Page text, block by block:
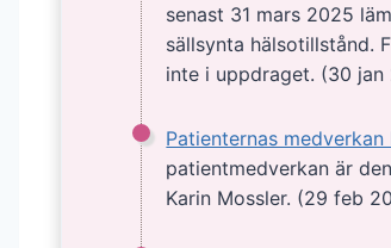
senast 31 mars 2025
sällsynta hälsotillstånd.
inte i uppdraget. (30 jan
Patienternas
patientmedverkan är
Karin Mossler. (29 feb